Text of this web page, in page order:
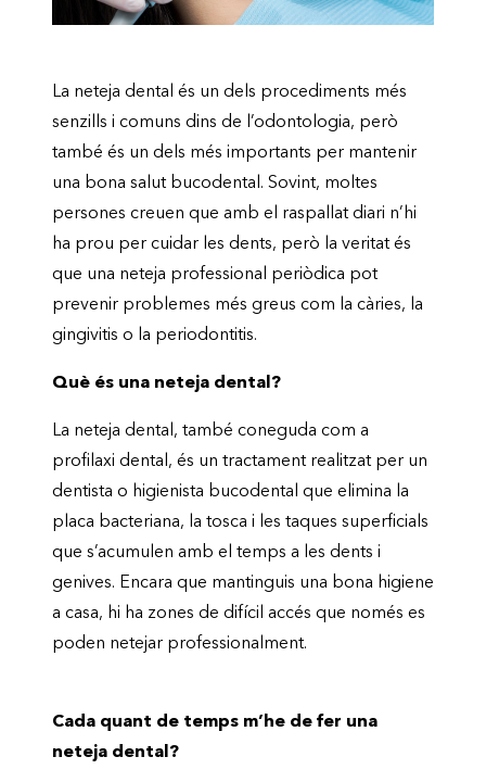
La neteja dental és un dels procediments més
senzills i comuns dins de l’odontologia, però
també és un dels més importants per mantenir
una bona salut bucodental. Sovint, moltes
persones creuen que amb el raspallat diari n’hi
ha prou per cuidar les dents, però la veritat és
que una neteja professional periòdica pot
prevenir problemes més greus com la càries, la
gingivitis o la periodontitis.
Què és una neteja dental?
La neteja dental, també coneguda com a
profilaxi dental, és un tractament realitzat per un
dentista o higienista bucodental que elimina la
placa bacteriana, la tosca i les taques superficials
que s’acumulen amb el temps a les dents i
genives. Encara que mantinguis una bona higiene
a casa, hi ha zones de difícil accés que només es
poden netejar professionalment.
Cada quant de temps m’he de fer una
neteja dental?